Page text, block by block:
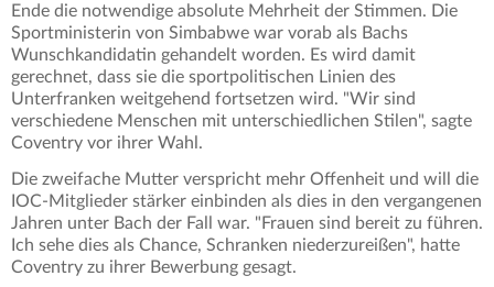
Ende die notwendige absolute Mehrheit der Stimmen. Die
Sportministerin von Simbabwe war vorab als Bachs
Wunschkandidatin gehandelt worden. Es wird damit
gerechnet, dass sie die sportpolitischen Linien des
Unterfranken weitgehend fortsetzen wird. "Wir sind
verschiedene Menschen mit unterschiedlichen Stilen", sagte
Coventry vor ihrer Wahl.
Die zweifache Mutter verspricht mehr Offenheit und will die
IOC-Mitglieder stärker einbinden als dies in den vergangenen
Jahren unter Bach der Fall war. "Frauen sind bereit zu führen.
Ich sehe dies als Chance, Schranken niederzureißen", hatte
Coventry zu ihrer Bewerbung gesagt.